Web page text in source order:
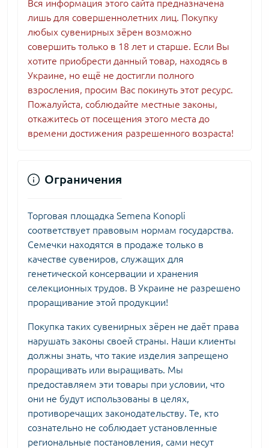
Вся информация этого сайта предназначена
лишь для совершеннолетних лиц. Покупку
любых сувенирных зёрен возможно
совершить только в 18 лет и старше. Если Вы
хотите приобрести данный товар, находясь в
Украине, но ещё не достигли полного
взросления, просим Вас покинуть этот ресурс.
Пожалуйста, соблюдайте местные законы,
откажитесь от посещения этого места до
времени достижения разрешенного возраста!
Ограничения
Торговая площадка Semena Konopli
соответствует правовым нормам государства.
Семечки находятся в продаже только в
качестве сувениров, служащих для
генетической консервации и хранения
селекционных трудов. В Украине не разрешено
проращивание этой продукции!
Покупка таких сувенирных зёрен не даёт права
нарушать законы своей страны. Наши клиенты
должны знать, что такие изделия запрещено
проращивать или выращивать. Мы
предоставляем эти товары при условии, что
они не будут использованы в целях,
противоречащих законодательству. Те, кто
сознательно не соблюдает установленные
региональные постановления, сами несут